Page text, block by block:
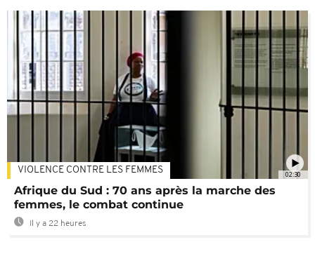
02:30
VIOLENCE CONTRE LES FEMMES
Afrique du Sud : 70 ans après la marche des
femmes, le combat continue
Il y a 22 heures